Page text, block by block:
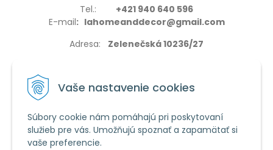
Vaše nastavenie cookies
Súbory cookie nám pomáhajú pri poskytovaní
služieb pre vás. Umožňujú spoznať a zapamätať si
vaše preferencie.
Tel.: +421 940 640 596
E-mail: lahomeanddecor@gmail.com
Adresa: Zelenečská 10236/27
VŠETKO O NÁKUPE